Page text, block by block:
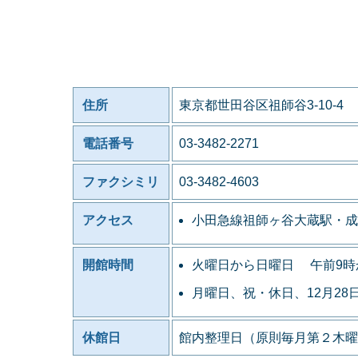
住所 東京都世田谷区祖師谷3-10-4
電話番号 03-3482-2271
ファクシミリ 03-3482-4603
アクセス 小田急線祖師ヶ谷大蔵駅・
開館時間 火曜日から日曜日 午前9時
月曜日、祝・休日、12月
休館日 館内整理日（原則毎月第２木